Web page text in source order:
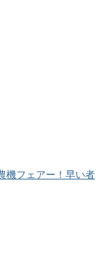
機フェアー！早い者